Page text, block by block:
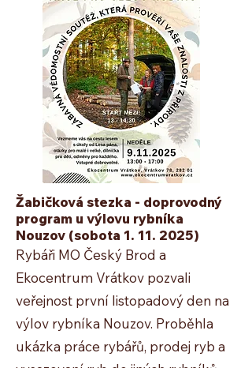
Žabičková stezka - doprovodný
program u výlovu rybníka
Nouzov (sobota 1. 11. 2025)
Rybáři MO Český Brod a
Ekocentrum Vrátkov pozvali
veřejnost první listopadový den na
výlov rybníka Nouzov. Proběhla
ukázka práce rybářů, prodej ryb a